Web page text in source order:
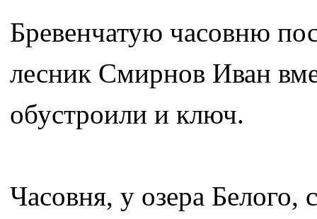
Бревенчатую часовню
лесник Смирнов Иван
обустроили и ключ.
Часовня, у озера Белого,